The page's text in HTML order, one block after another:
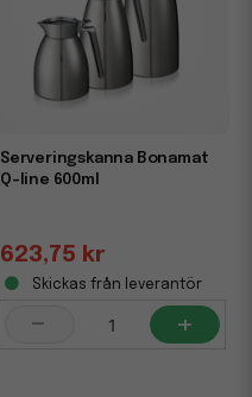
Serveringskanna Bonamat
Q-line 600ml
623,75 kr
Skickas från leverantör
- +